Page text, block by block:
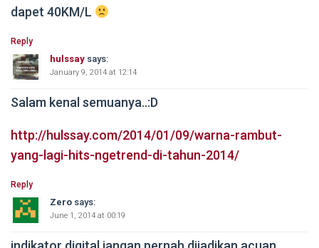
dapet 40KM/L
Reply
hulssay says:
January 9, 2014 at 12:14
Salam kenal semuanya..:D
http://hulssay.com/2014/01/09/warna-rambut-
yang-lagi-hits-ngetrend-di-tahun-2014/
Reply
Zero says:
June 1, 2014 at 00:19